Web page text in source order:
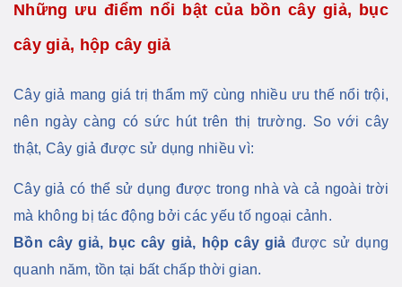
Những ưu điểm nổi bật của bồn cây giả, bục
cây giả, hộp cây giả
Cây giả mang giá trị thẩm mỹ cùng nhiều ưu thế nổi trội,
nên ngày càng có sức hút trên thị trường. So với cây
thật, Cây giả được sử dụng nhiều vì:
Cây giả có thể sử dụng được trong nhà và cả ngoài trời
mà không bị tác động bởi các yếu tố ngoại cảnh.
Bồn cây giả, bục cây giả, hộp cây giả được sử dụng
quanh năm, tồn tại bất chấp thời gian.